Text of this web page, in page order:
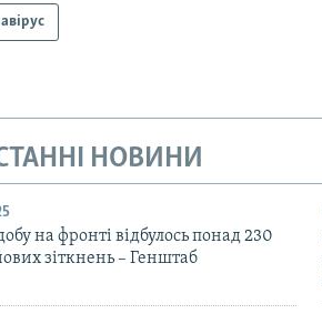
НОВИНИ
на фронті відбулось понад 230
зіткнень – Генштаб